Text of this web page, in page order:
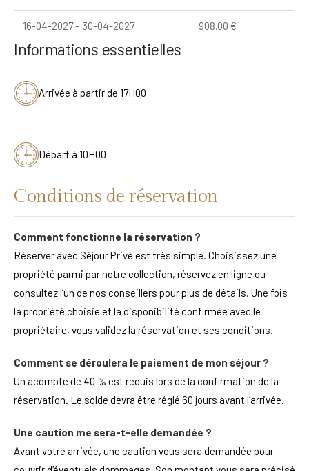
16-04-2027 – 30-04-2027 908,00 €
Informations essentielles
Arrivée à partir de 17H00
Départ à 10H00
Conditions de réservation
Comment fonctionne la réservation ?
Réserver avec Séjour Privé est très simple. Choisissez une
propriété parmi par notre collection, réservez en ligne ou
consultez l’un de nos conseillers pour plus de détails. Une fois
la propriété choisie et la disponibilité confirmée avec le
propriétaire, vous validez la réservation et ses conditions.
Comment se déroulera le paiement de mon séjour ?
Un acompte de 40 % est requis lors de la confirmation de la
réservation. Le solde devra être réglé 60 jours avant l’arrivée.
Une caution me sera-t-elle demandée ?
Avant votre arrivée, une caution vous sera demandée pour